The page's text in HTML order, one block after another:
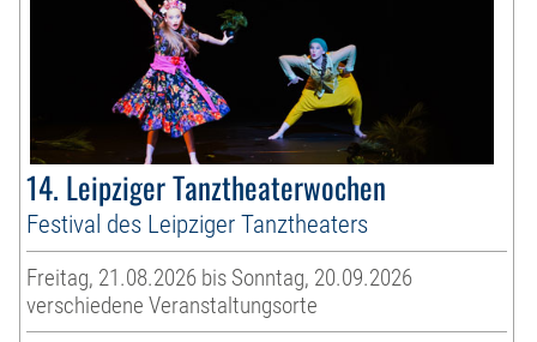
14. Leipziger Tanztheaterwochen
Festival des Leipziger Tanztheaters
Freitag, 21.08.2026 bis Sonntag, 20.09.2026
verschiedene Veranstaltungsorte